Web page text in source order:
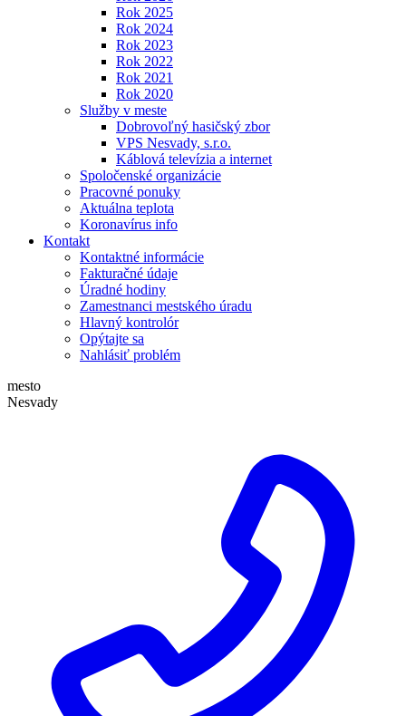
Rok 2025
Rok 2024
Rok 2023
Rok 2022
Rok 2021
Rok 2020
Služby v meste
Dobrovoľný hasičský zbor
VPS Nesvady, s.r.o.
Káblová televízia a internet
Spoločenské organizácie
Pracovné ponuky
Aktuálna teplota
Koronavírus info
Kontakt
Kontaktné informácie
Fakturačné údaje
Úradné hodiny
Zamestnanci mestského úradu
Hlavný kontrolór
Opýtajte sa
Nahlásiť problém
mesto
Nesvady